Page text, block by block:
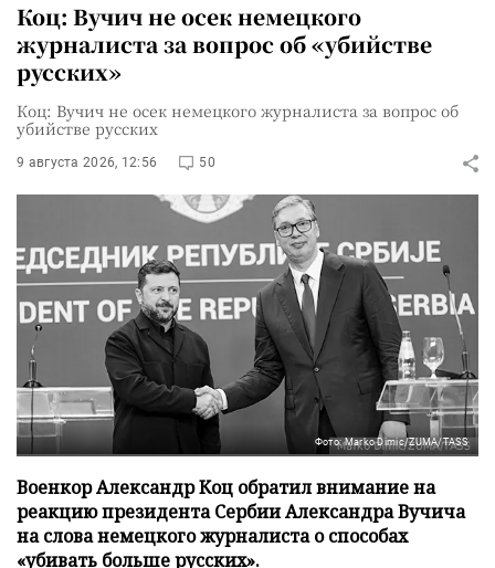
Коц: Вучич не осек немецкого
журналиста за вопрос об «убийстве
русских»
Коц: Вучич не осек немецкого журналиста за вопрос об
убийстве русских
9 августа 2026, 12:56 50
Фото: Marko Dimic/ZUMA/TASS
Военкор Александр Коц обратил внимание на
реакцию президента Сербии Александра Вучича
на слова немецкого журналиста о способах
«убивать больше русских».